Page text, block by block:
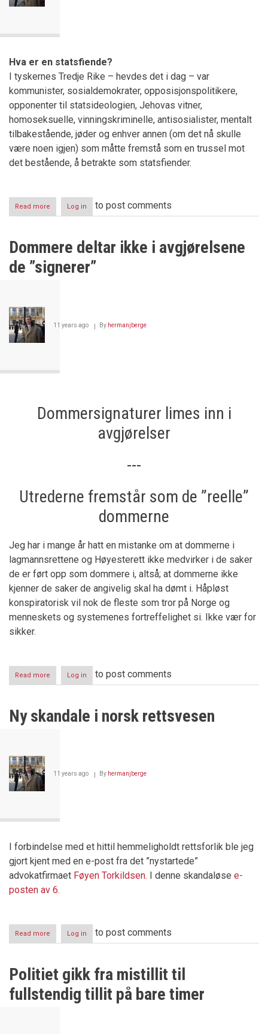
Hva er en statsfiende?
I tyskernes Tredje Rike – hevdes det i dag – var
kommunister, sosialdemokrater, opposisjonspolitikere,
opponenter til statsideologien, Jehovas vitner,
homoseksuelle, vinningskriminelle, antisosialister, mentalt
tilbakestående, jøder og enhver annen (om det nå skulle
være noen igjen) som måtte fremstå som en trussel mot
det bestående, å betrakte som statsfiender.
Read more
Statsfienden
Log in to post comments
Dommere deltar ikke i avgjørelsene
de ”signerer”
11 years ago By hermanjberge
Dommersignaturer limes inn i
avgjørelser
---
Utrederne fremstår som de ”reelle”
dommerne
Jeg har i mange år hatt en mistanke om at dommerne i
lagmannsrettene og Høyesterett ikke medvirker i de saker
de er ført opp som dommere i, altså; at dommerne ikke
kjenner de saker de angivelig skal ha dømt i. Håpløst
konspiratorisk vil nok de fleste som tror på Norge og
menneskets og systemenes fortreffelighet si. Ikke vær for
sikker.
Read more about
Dommere
i
Log in to post comments
Ny skandale i norsk rettsvesen
11 years ago By hermanjberge
I forbindelse med et hittil hemmeligholdt rettsforlik ble jeg
gjort kjent med en e-post fra det ”nystartede”
advokatfirmaet Føyen Torkildsen. I denne skandaløse e-
posten av 6.
Read more about
Ny
norsk
rettsvesen
Log in to post comments
Politiet gikk fra mistillit til
fullstendig tillit på bare timer